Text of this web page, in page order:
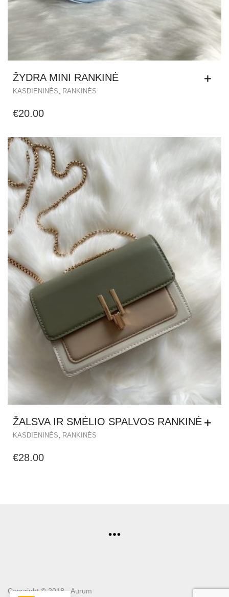
ŽYDRA MINI RANKINĖ
KASDIENINĖS RANKINĖS
€20.00
ŽALSVA IR SMĖLIO SPALVOS RANKINĖ
KASDIENINĖS RANKINĖS
€28.00
Copyright © 2018 - Aurum